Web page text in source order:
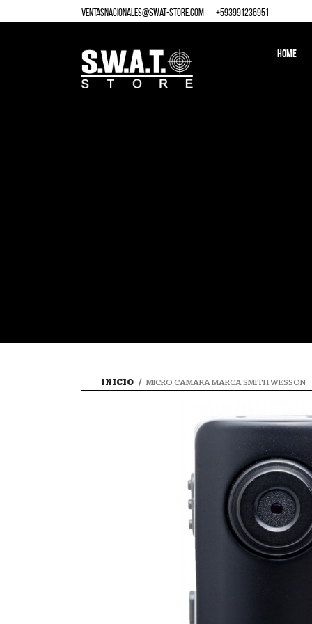
ventasnacionales@swat-store.com +593991236951
HOME
INICIO MICRO CAMARA MARCA SMITH WESSON